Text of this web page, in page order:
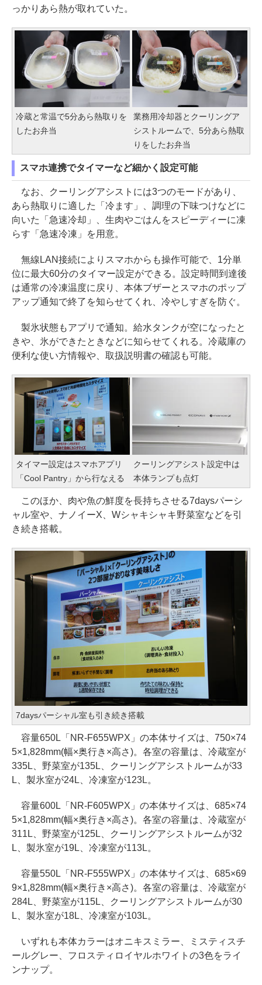
っかりあら熱が取れていた。
冷蔵と常温で5分あら熱取りを
したお弁当
業務用冷却器とクーリングア
シストルームで、5分あら熱取
りをしたお弁当
スマホ連携でタイマーなど細かく設定可能
なお、クーリングアシストには3つのモードがあり、
あら熱取りに適した「冷ます」、調理の下味つけなどに
向いた「急速冷却」、生肉やごはんをスピーディーに凍
らす「急速冷凍」を用意。
無線LAN接続によりスマホからも操作可能で、1分単
位に最大60分のタイマー設定ができる。設定時間到達後
は通常の冷凍温度に戻り、本体ブザーとスマホのポップ
アップ通知で終了を知らせてくれ、冷やしすぎを防ぐ。
製氷状態もアプリで通知。給水タンクが空になったと
きや、氷ができたときなどに知らせてくれる。冷蔵庫の
便利な使い方情報や、取扱説明書の確認も可能。
タイマー設定はスマホアプリ
「Cool Pantry」から行なえる
クーリングアシスト設定中は
本体ランプも点灯
このほか、肉や魚の鮮度を長持ちさせる7daysパーシ
ャル室や、ナノイーX、Wシャキシャキ野菜室などを引
き続き搭載。
7daysパーシャル室も引き続き搭載
容量650L「NR-F655WPX」の本体サイズは、750×74
5×1,828mm(幅×奥行き×高さ)。各室の容量は、冷蔵室が
335L、野菜室が135L、クーリングアシストルームが33
L、製氷室が24L、冷凍室が123L。
容量600L「NR-F605WPX」の本体サイズは、685×74
5×1,828mm(幅×奥行き×高さ)。各室の容量は、冷蔵室が
311L、野菜室が125L、クーリングアシストルームが32
L、製氷室が19L、冷凍室が113L。
容量550L「NR-F555WPX」の本体サイズは、685×69
9×1,828mm(幅×奥行き×高さ)。各室の容量は、冷蔵室が
284L、野菜室が115L、クーリングアシストルームが30
L、製氷室が18L、冷凍室が103L。
いずれも本体カラーはオニキスミラー、ミスティスチ
ールグレー、フロスティロイヤルホワイトの3色をライ
ンナップ。